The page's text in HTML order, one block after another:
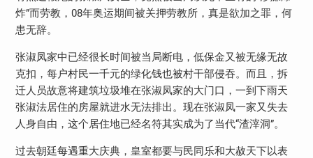
炸”而劳教，08年奥运期间被关押劳教所，真是欲加之罪，何
患无辞。
张淑凤家中已经很长时间被当局断电，低保金又被无缘无故
克扣，每户村民一千元的绿化钱也被村干部侵吞。而且，拆
迁人员故意将建筑垃圾堆在张淑凤家的大门口，一到下雨天
张淑法居住的房屋就进水无法排出。现在张淑凤一家又失去
人身自由，这个居住地已经名符其实成为了当代“渣滓洞”。
过去朝廷每遇重大庆典，皇室都要与民同乐和大赦天下以表